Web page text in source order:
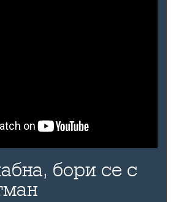
бори се с